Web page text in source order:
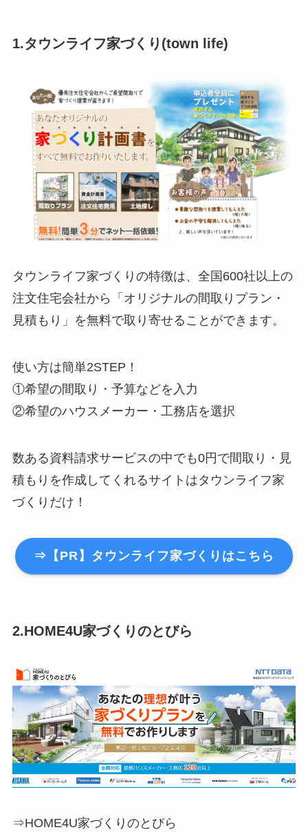
1.タウンライフ家づくり(town life)
タウンライフ家づくりの特徴は、全国600社以上の
注文住宅会社から「オリジナルの間取りプラン・
見積もり」を無料で取り寄せることができます。
使い方は簡単2STEP！
①希望の間取り・予算などを入力
②希望のハウスメーカー・工務店を選択
数ある資料請求サービスの中でも0円で間取り・見
積もりを作成してくれるサイトはタウンライフ家
づくりだけ！
⇒【PR】タウンライフ家づくりはこちら
2.HOME4U家づくりのとびら
⇒HOME4U家づくりのとびら